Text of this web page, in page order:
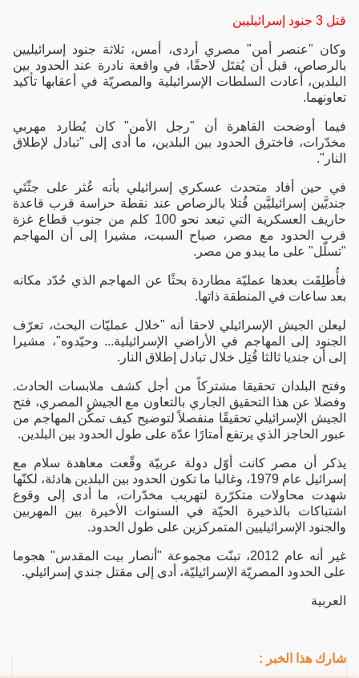
قتل 3 جنود إسرائيليين
وكان "عنصر أمن" مصري أردى، أمس، ثلاثة جنود إسرائيليين
بالرصاص، قبل أن يُقتَل لاحقًا، في واقعة نادرة عند الحدود بين
البلدين، أعادت السلطات الإسرائيلية والمصريّة في أعقابها تأكيد
تعاونهما.
فيما أوضحت القاهرة أن "رجل الأمن" كان يُطارد مهربي
مخدّرات، فاخترق الحدود بين البلدين، ما أدى إلى "تبادل لإطلاق
النار".
في حين أفاد متحدث عسكري إسرائيلي بأنه عُثر على جثّتَي
جنديَّين إسرائيليَّين قُتلا بالرصاص عند نقطة حراسة قرب قاعدة
حاريف العسكرية التي تبعد نحو 100 كلم من جنوب قطاع غزة
قرب الحدود مع مصر، صباح السبت، مشيرا إلى أن المهاجم
"تسلّل" على ما يبدو من مصر.
فأُطلِقَت بعدها عمليّة مطاردة بحثًا عن المهاجم الذي حُدّد مكانه
بعد ساعات في المنطقة ذاتها.
ليعلن الجيش الإسرائيلي لاحقا أنه "خلال عمليّات البحث، تعرّف
الجنود إلى المهاجم في الأراضي الإسرائيلية... وحيّدوه"، مشيرا
إلى أن جنديا ثالثا قُتِل خلال تبادل إطلاق النار.
وفتح البلدان تحقيقا مشتركاً من أجل كشف ملابسات الحادث.
وفضلا عن هذا التحقيق الجاري بالتعاون مع الجيش المصري، فتح
الجيش الإسرائيلي تحقيقًا منفصلاً لتوضيح كيف تمكّن المهاجم من
عبور الحاجز الذي يرتفع أمتارًا عدّة على طول الحدود بين البلدين.
يذكر أن مصر كانت أوّل دولة عربيّة وقّعت معاهدة سلام مع
إسرائيل عام 1979، وغالبا ما تكون الحدود بين البلدين هادئة، لكنّها
شهدت محاولات متكرّرة لتهريب مخدّرات، ما أدى إلى وقوع
اشتباكات بالذخيرة الحيّة في السنوات الأخيرة بين المهربين
والجنود الإسرائيليين المتمركزين على طول الحدود.
غير أنه عام 2012، تبنّت مجموعة "أنصار بيت المقدس" هجوما
على الحدود المصريّة الإسرائيليّة، أدى إلى مقتل جندي إسرائيلي.
العربية
شارك هذا الخبر :